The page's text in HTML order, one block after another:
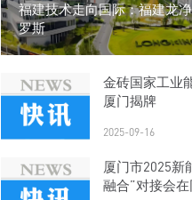
福建技术走向国际：福建龙
罗斯
金砖国家工业
厦门揭牌
2025-09-16
厦门市2025新
融合”对接会